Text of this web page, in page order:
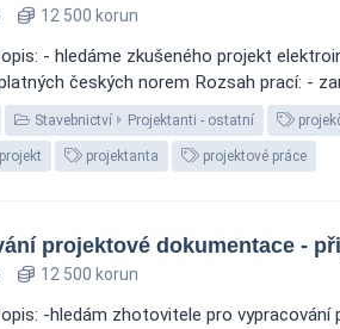
12 500 korun
- hledáme zkušeného projekt
českých norem Rozsah prací: -
Stavebnictví Projektanti - ostatní
projekt projektanta projektové práce
projektové dokumentace -
12 500 korun
-hledám zhotovitele pro